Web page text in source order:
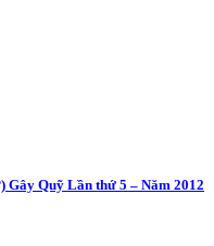
Gây Quỹ Lần thứ 5 – Năm 2012